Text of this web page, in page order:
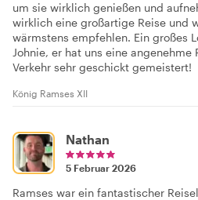
um sie wirklich genießen und
wirklich eine großartige Reise und
wärmstens empfehlen. Ein großes
Johnie, er hat uns eine
Verkehr sehr geschickt gemeistert!
König Ramses XII
Nathan
5 Februar 2026
Ramses war ein fantastischer